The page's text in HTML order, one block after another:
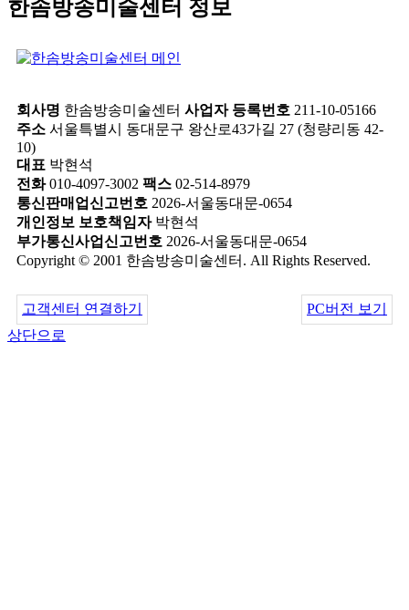
한솜방송미술센터 정보
회사명 한솜방송미술센터 사업자 등록번호 211-10-05166
주소 서울특별시 동대문구 왕산로43가길 27 (청량리동 42-
10)
대표 박현석
전화010-4097-3002 팩스 02-514-8979
통신판매업신고번호 2026-서울동대문-0654
개인정보 보호책임자박현석
부가통신사업신고번호 2026-서울동대문-0654
Copyright © 2001 한솜방송미술센터. All Rights Reserved.
고객센터 연결하기
PC버전 보기
상단으로